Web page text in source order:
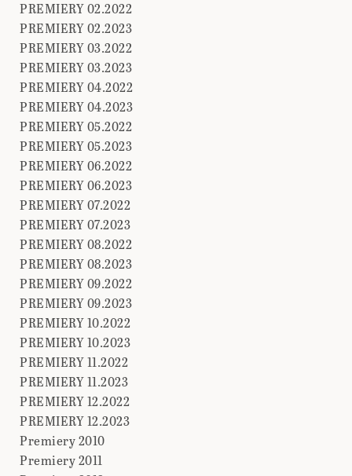
PREMIERY 02.2022
PREMIERY 02.2023
PREMIERY 03.2022
PREMIERY 03.2023
PREMIERY 04.2022
PREMIERY 04.2023
PREMIERY 05.2022
PREMIERY 05.2023
PREMIERY 06.2022
PREMIERY 06.2023
PREMIERY 07.2022
PREMIERY 07.2023
PREMIERY 08.2022
PREMIERY 08.2023
PREMIERY 09.2022
PREMIERY 09.2023
PREMIERY 10.2022
PREMIERY 10.2023
PREMIERY 11.2022
PREMIERY 11.2023
PREMIERY 12.2022
PREMIERY 12.2023
Premiery 2010
Premiery 2011